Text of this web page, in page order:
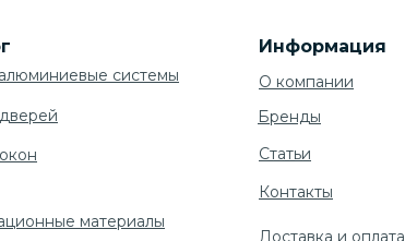
Информация
системы
материалы
О компании
Cтатьи
Контакты
Доставка и оплата
Бренды